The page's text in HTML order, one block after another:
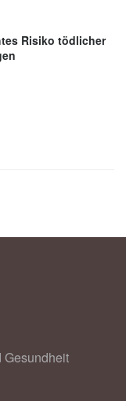
Risiko tödlicher
Gesundheit